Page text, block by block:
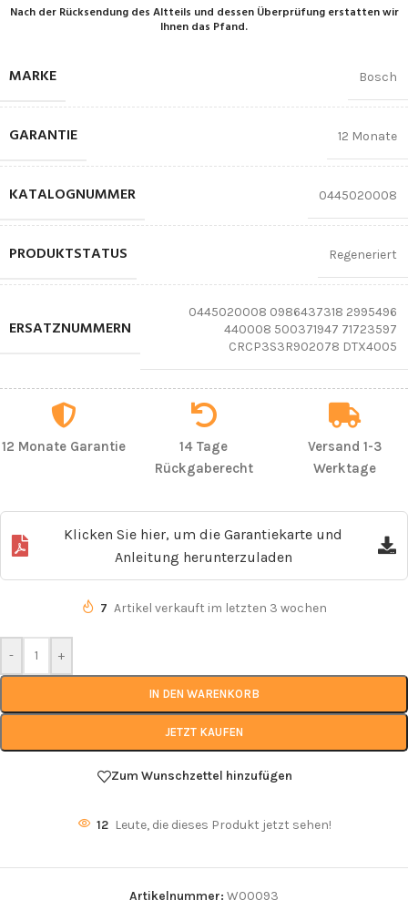
Nach der Rücksendung des Altteils und dessen Überprüfung erstatten wir
Ihnen das Pfand.
MARKE Bosch
GARANTIE 12 Monate
KATALOGNUMMER 0445020008
PRODUKTSTATUS Regeneriert
ERSATZNUMMERN
0445020008 0986437318 2995496
440008 500371947 71723597
CRCP3S3R902078 DTX4005
12 Monate Garantie
14 Tage
Rückgaberecht
Versand 1-3
Werktage
Klicken Sie hier, um die Garantiekarte und
Anleitung herunterzuladen
7 Artikel verkauft im letzten 3 wochen
- +
IN DEN WARENKORB
JETZT KAUFEN
Zum Wunschzettel hinzufügen
12 Leute, die dieses Produkt jetzt sehen!
Artikelnummer: W00093